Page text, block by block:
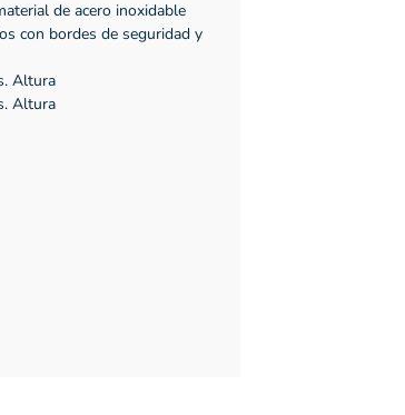
de acero inoxidable
con bordes de seguridad y
Altura
Altura